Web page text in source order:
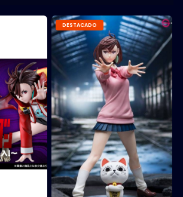
DESTACADO